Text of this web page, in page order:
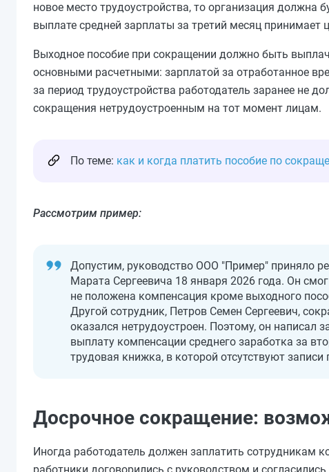
новое место трудоустройства, то организация
выплате средней зарплаты за третий месяц принимает
Выходное пособие при сокращении должно быть
основными расчетными: зарплатой за отработанное
за период трудоустройства работодатель заранее не
сокращения нетрудоустроенным на тот момент лицам.
По теме: как и когда платить пособие по
Рассмотрим пример:
Допустим, руководство ООО "Пример" приняло
Марата Сергеевича 18 января 2026 года. Он
не положена компенсация кроме выходного
Другой сотрудник, Петров Семен Сергеевич,
оказался нетрудоустроен. Поэтому, он
выплату компенсации среднего заработка за
трудовая книжка, в которой отсутствуют
Досрочное сокращение:
Иногда работодатель должен заплатить сотрудникам